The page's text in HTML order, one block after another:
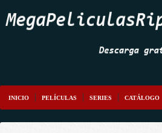
INICIO PELÍCULAS SERIES CATÁLOGO